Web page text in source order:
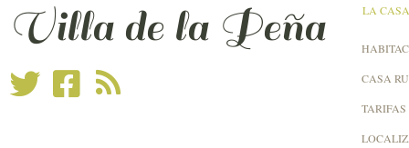
Villa de la Peña LA CASA
CASA
TARIFAS